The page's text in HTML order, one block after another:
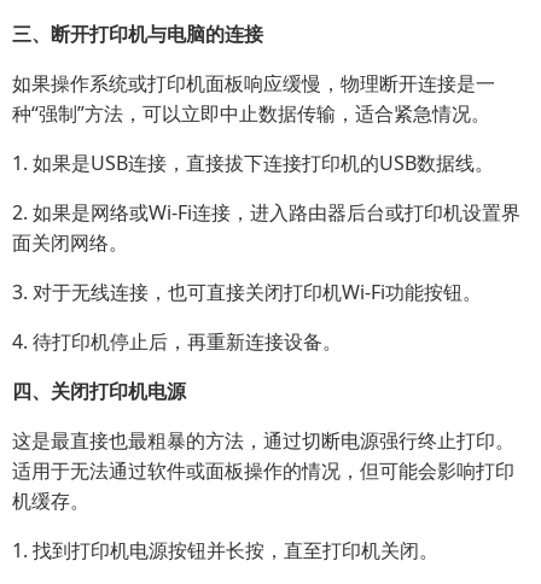
三、断开打印机与电脑的连接
如果操作系统或打印机面板响应缓慢，物理断开连接是一
种“强制”方法，可以立即中止数据传输，适合紧急情况。
1. 如果是USB连接，直接拔下连接打印机的USB数据线。
2. 如果是网络或Wi-Fi连接，进入路由器后台或打印机设置界
面关闭网络。
3. 对于无线连接，也可直接关闭打印机Wi-Fi功能按钮。
4. 待打印机停止后，再重新连接设备。
四、关闭打印机电源
这是最直接也最粗暴的方法，通过切断电源强行终止打印。
适用于无法通过软件或面板操作的情况，但可能会影响打印
机缓存。
1. 找到打印机电源按钮并长按，直至打印机关闭。